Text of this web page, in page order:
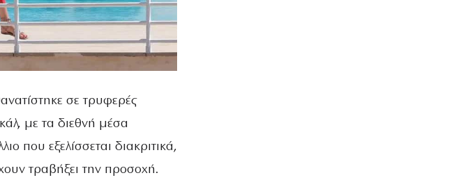
σε τρυφερές
με τα διεθνή μέσα
που εξελίσσεται διακριτικά,
τραβήξει την προσοχή.